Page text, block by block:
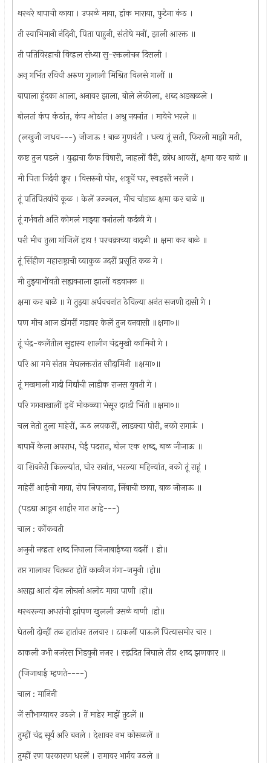
थरथरे बापाची काया । उफाळे माया, हांक माराया, फुटेना कंठ ।
ती स्वाभिमानी नंदिनी, पिता पाहुनी, संतोषे मनीं, झाली आरक्त ॥
ती पतिविरहाची विव्हल संध्या सु-रक्तलोचन दिसली ।
अन् गर्भित रविची अरुण गुलाली मिश्रित विलसे गालीं ॥
बापाला हुंदका आला, अनावर झाला, बोले लेकीला, शब्द अडखळले ।
बोलतां कंप कंठांत, कंप ओठांत । अश्रु नयनांत । मायेचे भरले ॥
(लखुजी जाधव---) जीजाऊ ! बाळ गुणवंती । धन्य तूं सती, फिरली माझी मती,
कष्ट तुज पडले । युद्धाचा कैफ विषारी, जाहलों वैरी, क्रोध आवरीं, क्षमा कर बाळे ॥
मी पिता निर्दयी क्रूर । विसरुनी पोर, शत्रूचें घर, स्वहस्तें भरलें ।
तूं पतिपितयांचें कूळ । केलें उज्ज्वल, मीच चांडाळ क्षमा कर बाळे ॥
तूं गर्भवती अति कोमलं माझ्या वनांतली कर्दळी गे ।
परी मीच तुला गांजिलें हाय ! परचक्राच्या वादळी ॥ क्षमा कर बाळे ॥
तूं सिंहीण महाराष्ट्राची व्याकुळ उदरीं प्रसूति कळ गे ।
मी तुझ्याभोंवती सह्यवनाला झालों वडवानळ ॥
क्षमा कर बाळे ॥ गे तुझ्या अर्धवचनांत ठेविल्या अनंत सजणी दासी गे ।
पण मीच आज डोंगरीं गडावर केलें तुज वनवासी ॥क्षमा०॥
तूं चंद्र-कलेंतील सुहास्य शालीन चंद्रमुखी कामिनी गे ।
परि आ गमे संतप्त मेघलक्तरांत सौदामिनी ॥क्षमा०॥
तूं मखमाली गादी गिर्द्यांची लाडीक राजस युवती गे ।
परि गगनाखालीं इथें मोकळ्या भेसूर दगडी भिंती ॥क्षमा०॥
चल नेतो तुला माहेरीं, ऊठ लवकरीं, लाडक्या पोरी, नको रागाऊं ।
बापानें केला अपराध, घेईं पदरात, बोल एक शब्द, बाळ जीजाऊ ॥
या शिवनेरी किल्ल्यांत, घोर रानांत, भरल्या महिन्यांत, नको तूं राहूं ।
माहेरीं आईची माया, रोप निपजाया, निंबाची छाया, बाळ जीजाऊ ॥
(पडद्या आडून शाहीर गात आहे---)
चाल : कोंकवती
अजुनी नव्हता शब्द निघाला जिजाबाईच्या वदनीं । हो॥
तप्त गालावर वितळत होतें काळीज गंगा-जमुनी ।हो॥
असह्य आतां दोन लोचनां अलोट माया पाणी ।हो॥
थरथरल्या अधरांची झांपण खुलली उसळे वाणी ।हो॥
घेतली दोन्हीं तळ हातांवर तलवार । टाकलीं पाऊलें पित्यासमोर चार ।
ठाकली उभी नजरेस भिडवुनी नजर । सद्गदित निघाले तीव्र शब्द झणकार ॥
(जिजाबाई म्हणते----)
चाल : मानिनी
जें सौभाग्यावर उठले । तें माहेर माझें तुटलें ॥
तुम्हीं चंद्र सूर्य अरि बनले । देशावर नभ कोसळलें ॥
तुम्हीं रण परकारण धरलें । रामावर भार्गव उठले ॥